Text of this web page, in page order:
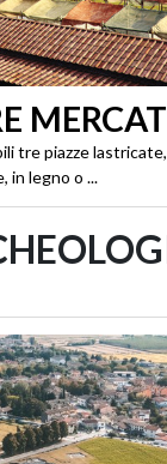
tre piazze
in legno o ...